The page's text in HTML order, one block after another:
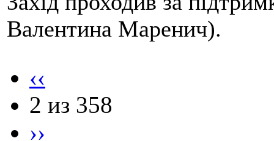
Валентина Маренич).
‹‹
2 из 358
››